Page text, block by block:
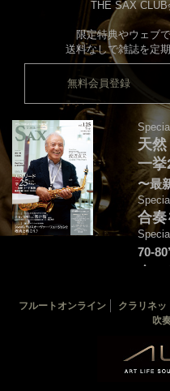
THE SAX CLUB
限定特典やウェブ
送料なしで雑誌を定
無料会員登録
天
一挙
〜最
合奏
70-
ク
音源
カバ
THE
フルートオンライン クラリネッ
吹